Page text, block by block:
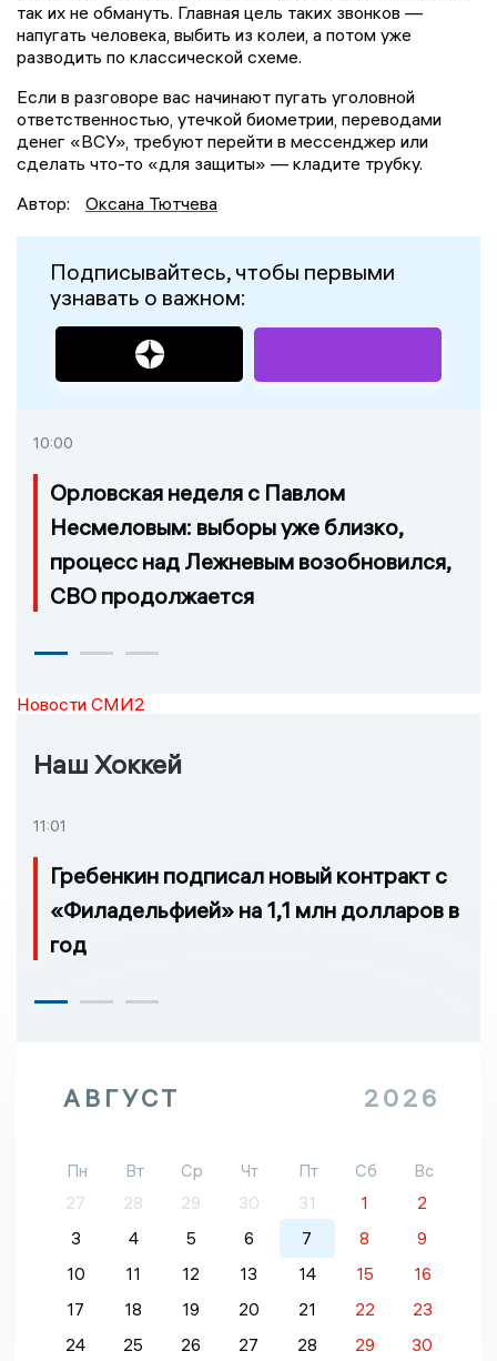
так их не обмануть. Главная цель таких звонков —
напугать человека, выбить из колеи, а потом уже
разводить по классической схеме.
Если в разговоре вас начинают пугать уголовной
ответственностью, утечкой биометрии, переводами
денег «ВСУ», требуют перейти в мессенджер или
сделать что-то «для защиты» — кладите трубку.
Автор:
Оксана Тютчева
Подписывайтесь, чтобы первыми
узнавать о важном:
10:00
Орловская неделя с Павлом
Несмеловым: выборы уже близко,
процесс над Лежневым возобновился,
СВО продолжается
Новости СМИ2
Наш Хоккей
11:01
Гребенкин подписал новый контракт с
«Филадельфией» на 1,1 млн долларов в
год
АВГУСТ 2026
Пн Вт Ср Чт Пт Сб
Вс
27
28 29 30 31 1
2
3
4 5 6 7 8
9
10
11 12 13 14 15
16
17
18 19 20 21 22
23
24
25 26 27 28 29
30